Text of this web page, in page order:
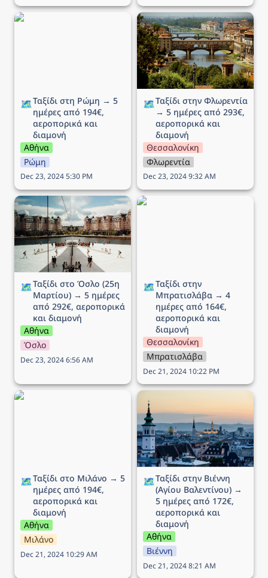
Ταξίδι στη Ρώμη → 5
🗺️Ταξίδι στη Ρώμη → 5
ημέρες από 194€,
αεροπορικά και
διαμονή
Αθήνα
Ρώμη
Dec 23, 2024 5:30 PM
Ταξίδι στην Φλωρεντία →
5 ημέρες από 293€,
αεροπορικά και διαμονή
🗺️Ταξίδι στην Φλωρεντία
→ 5 ημέρες από 293€,
αεροπορικά και
διαμονή
Θεσσαλονίκη
Φλωρεντία
Dec 23, 2024 9:32 AM
Ταξίδι στο Όσλο (25η
Μαρτίου) → 5 ημέρες
από 292€, αεροπορικά
και διαμονή
🗺️Ταξίδι στο Όσλο (25η
Μαρτίου) → 5 ημέρες
από 292€, αεροπορικά
και διαμονή
Αθήνα
Όσλο
Dec 23, 2024 6:56 AM
Ταξίδι στην Μπρατισλάβα
🗺️Ταξίδι στην
Μπρατισλάβα → 4
ημέρες από 164€,
αεροπορικά και
διαμονή
Θεσσαλονίκη
Μπρατισλάβα
Dec 21, 2024 10:22 PM
Ταξίδι στο Μιλάνο → 5
🗺️Ταξίδι στο Μιλάνο → 5
ημέρες από 194€,
αεροπορικά και
διαμονή
Αθήνα
Μιλάνο
Dec 21, 2024 10:29 AM
Ταξίδι στην Βιέννη (Αγίου
Βαλεντίνου) → 5 ημέρες
από 172€, αεροπορικά
και διαμονή
🗺️Ταξίδι στην Βιέννη
(Αγίου Βαλεντίνου) →
5 ημέρες από 172€,
αεροπορικά και
διαμονή
Αθήνα
Βιέννη
Dec 21, 2024 8:21 AM